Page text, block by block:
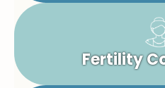
Fertility